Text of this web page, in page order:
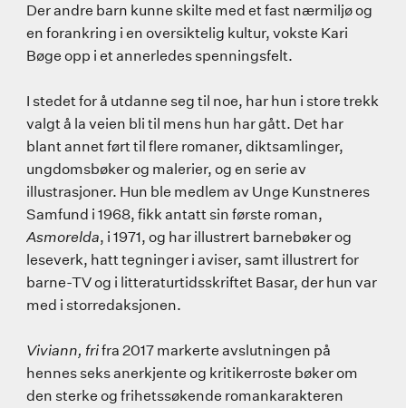
Der andre barn kunne skilte med et fast nærmiljø og
en forankring i en oversiktelig kultur, vokste Kari
Bøge opp i et annerledes spenningsfelt.
I stedet for å utdanne seg til noe, har hun i store trekk
valgt å la veien bli til mens hun har gått. Det har
blant annet ført til flere romaner, diktsamlinger,
ungdomsbøker og malerier, og en serie av
illustrasjoner. Hun ble medlem av Unge Kunstneres
Samfund i 1968, fikk antatt sin første roman,
Asmorelda, i 1971, og har illustrert barnebøker og
leseverk, hatt tegninger i aviser, samt illustrert for
barne-TV og i litteraturtidsskriftet Basar, der hun var
med i storredaksjonen.
Viviann, frifra 2017 markerte avslutningen på
hennes seks anerkjente og kritikerroste bøker om
den sterke og frihetssøkende romankarakteren